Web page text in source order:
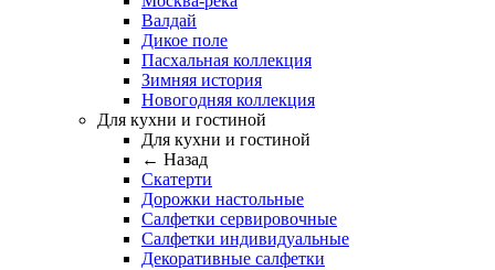
Валдай
Дикое поле
Пасхальная коллекция
Зимняя история
Новогодняя коллекция
Для кухни и гостиной
Для кухни и гостиной
← Назад
Скатерти
Дорожки настольные
Салфетки сервировочные
Салфетки индивидуальные
Декоративные салфетки